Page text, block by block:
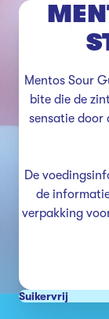
Mentos Sour
bite die de
sensatie door
De
de
verpakking
Suikervrij